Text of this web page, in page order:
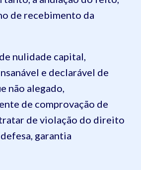
de recebimento da
nulidade capital,
e declarável de
não alegado,
de comprovação de
de violação do direito
garantia